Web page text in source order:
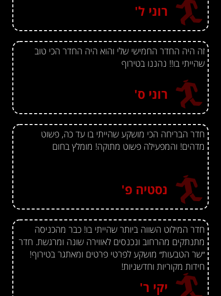
רוני ל'
זה היה החדר החמישי שלי והוא היה החדר הכי טוב
שהייתי בו!! נהננו בטירוף
רוני ס'
חדר הבריחה הכי מושקע שהייתי בו עד כה, פשוט
מדהים! והמפעילה פשוט מתוקה! מומלץ בחום
נסטיה פ'
חדר המילוט השווה ביותר שהייתי בו! כבר מהכניסה
מתנתקים מהרחוב ונכנסים לאווירה שונה ומרגשת. חדר
״שר הטבעות״ מושקע לפרטי פרטים ומאתגר בטירוף!
חידות מקוריות וחדשניות!
יקי ר'